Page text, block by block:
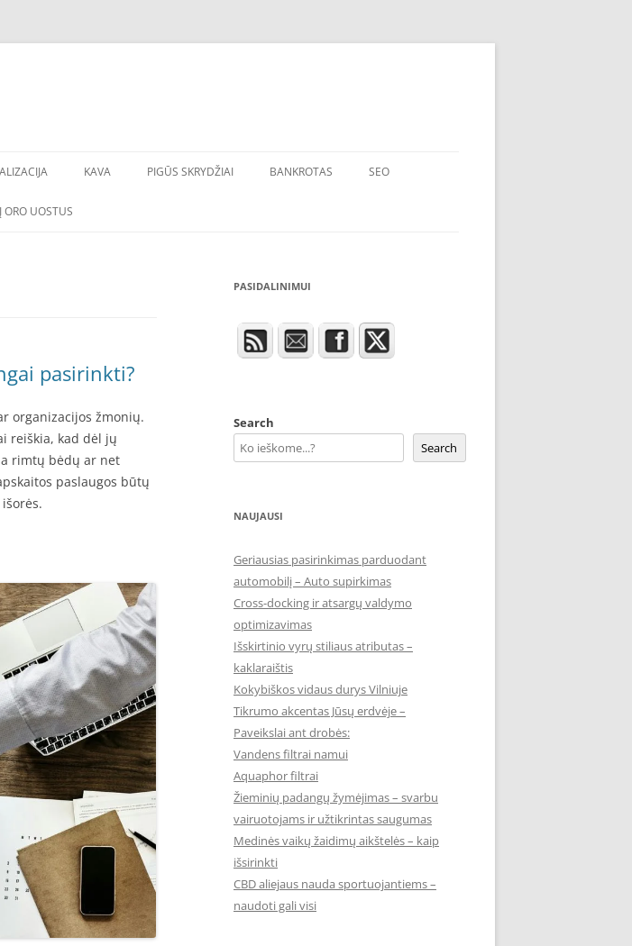
KAVA PIGŪS SKRYDŽIAI BANKROTAS SEO
ORO UOSTUS
pasirinkti?
organizacijos žmonių.
reiškia, kad dėl jų
rimtų bėdų ar net
paslaugos būtų
PASIDALINIMUI
Search
Search
NAUJAUSI
Geriausias pasirinkimas parduodant
automobilį – Auto supirkimas
Cross-docking ir atsargų valdymo
optimizavimas
Išskirtinio vyrų stiliaus atributas –
kaklaraištis
Kokybiškos vidaus durys Vilniuje
Tikrumo akcentas Jūsų erdvėje –
Paveikslai ant drobės:
Vandens filtrai namui
Aquaphor filtrai
Žieminių padangų žymėjimas – svarbu
vairuotojams ir užtikrintas saugumas
Medinės vaikų žaidimų aikštelės – kaip
išsirinkti
CBD aliejaus nauda sportuojantiems –
naudoti gali visi